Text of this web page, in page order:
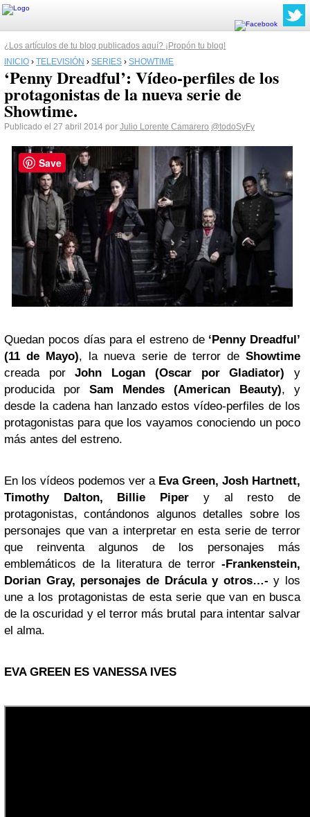
¿Los artículos de tu blog publicados aquí? ¡Propón tu blog!
INICIO › TELEVISIÓN › SERIES › SHOWTIME
‘Penny Dreadful’: Vídeo-perfiles de los
protagonistas de la nueva serie de
Showtime.
Publicado el 27 abril 2014 por Julio Lorente Camarero @todoSyFy
Quedan pocos días para el estreno de‘Penny Dreadful’
(11 de Mayo), la nueva serie de terror deShowtime
creada porJohn Logan (Oscar por Gladiator) y
producida por Sam Mendes (American Beauty), y
desde la cadena han lanzado estos vídeo-perfiles de los
protagonistas para que los vayamos conociendo un poco
más antes del estreno.
En los vídeos podemos ver a Eva Green, Josh Hartnett,
Timothy Dalton, Billie Piper y al resto de
protagonistas, contándonos algunos detalles sobre los
personajes que van a interpretar en esta serie de terror
que reinventa algunos de los personajes más
emblemáticos de la literatura de terror -Frankenstein,
Dorian Gray, personajes de Drácula y otros…- y los
une a los protagonistas de esta serie que van en busca
de la oscuridad y el terror más brutal para intentar salvar
el alma.
EVA GREEN ES VANESSA IVES
Save